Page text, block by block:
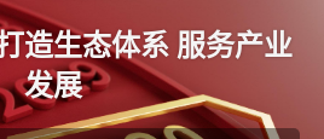
造生态体系 服务产业
发展